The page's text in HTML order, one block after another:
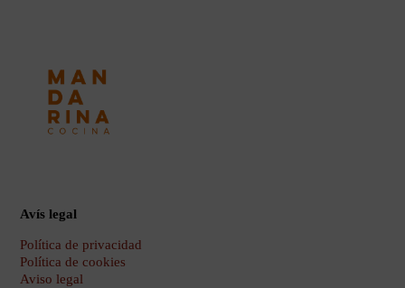
Avís legal
Política de privacidad
Política de cookies
Aviso legal